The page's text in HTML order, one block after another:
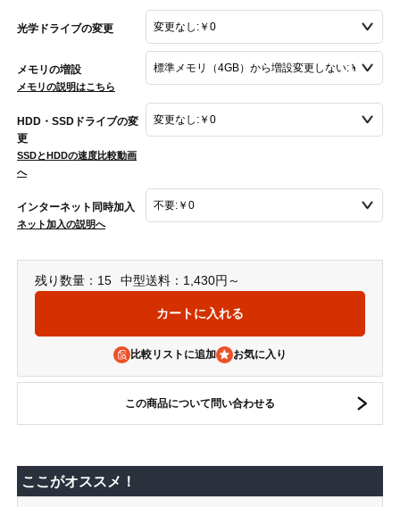
光学ドライブの変更
メモリの増設
メモリの説明はこちら
HDD・SSDドライブの変
更
SSDとHDDの速度比較動画
へ
インターネット同時加入
ネット加入の説明へ
残り数量：15 中型送料：1,430円～
比較リストに追加
この商品について問い合わせる
ここがオススメ！